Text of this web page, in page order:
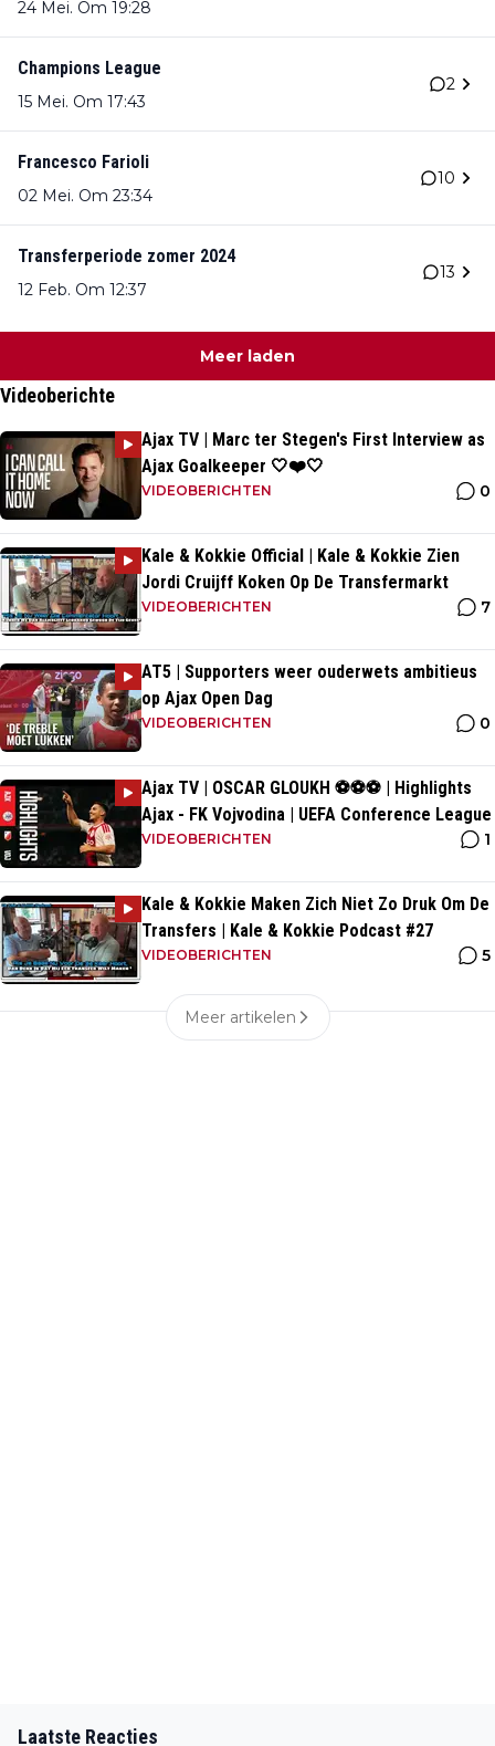
24 Mei. Om 19:28
Champions League
15 Mei. Om 17:43
2
Francesco Farioli
02 Mei. Om 23:34
10
Transferperiode zomer 2024
12 Feb. Om 12:37
13
Meer laden
Videoberichte
Ajax TV | Marc ter Stegen's First Interview as
Ajax Goalkeeper 🤍❤️🤍
VIDEOBERICHTEN 0
Kale & Kokkie Official | Kale & Kokkie Zien
Jordi Cruijff Koken Op De Transfermarkt
VIDEOBERICHTEN 7
AT5 | Supporters weer ouderwets ambitieus
op Ajax Open Dag
VIDEOBERICHTEN 0
Ajax TV | OSCAR GLOUKH ⚽️⚽️⚽️ | Highlights
Ajax - FK Vojvodina | UEFA Conference League
VIDEOBERICHTEN 1
Kale & Kokkie Maken Zich Niet Zo Druk Om De
Transfers | Kale & Kokkie Podcast #27
VIDEOBERICHTEN 5
Meer artikelen
Laatste Reacties